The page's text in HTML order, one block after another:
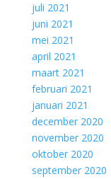
juli 2021
juni 2021
mei 2021
april 2021
maart 2021
februari 2021
januari 2021
december 2020
november 2020
oktober 2020
september 2020